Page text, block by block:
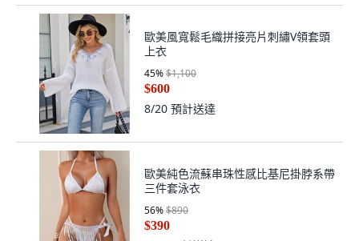
歐美風寬鬆毛織拼接亮片刺繡V領套頭
上衣
45%$1,100
$600
8/20 預計送達
歐美純色流蘇串珠性感比基尼掛脖系帶
三件套泳衣
56%$890
$390